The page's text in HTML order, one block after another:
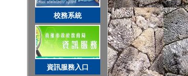
智慧財產權
節能減碳全民行動
校務系統